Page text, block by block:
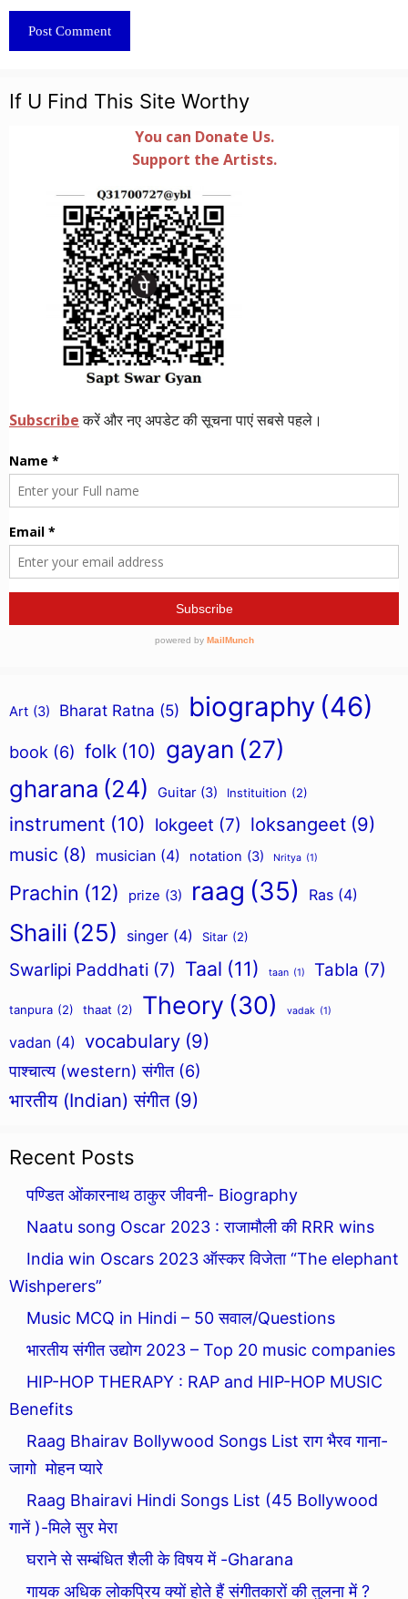
If U Find This Site Worthy
Art (3) Bharat Ratna (5) biography (46)
book (6) folk (10) gayan (27)
gharana (24) Guitar (3) Instituition (2)
instrument (10) lokgeet (7) loksangeet (9)
music (8) musician (4) notation (3) Nritya (1)
Prachin (12) prize (3) raag (35) Ras (4)
Shaili (25) singer (4) Sitar (2)
Swarlipi Paddhati (7) Taal (11) taan (1) Tabla (7)
tanpura (2) thaat (2) Theory (30) vadak (1)
vadan (4) vocabulary (9)
पाश्चात्य (western) संगीत (6)
भारतीय (Indian) संगीत (9)
Recent Posts
पण्डित ओंकारनाथ ठाकुर जीवनी- Biography
Naatu song Oscar 2023 : राजामौली की RRR wins
India win Oscars 2023 ऑस्कर विजेता “The elephant
Wishperers”
Music MCQ in Hindi – 50 सवाल/Questions
भारतीय संगीत उद्योग 2023 – Top 20 music companies
HIP-HOP THERAPY : RAP and HIP-HOP MUSIC
Benefits
Raag Bhairav Bollywood Songs List राग भैरव गाना-
जागो मोहन प्यारे
Raag Bhairavi Hindi Songs List (45 Bollywood
गानें )-मिले सुर मेरा
घराने से सम्बंधित शैली के विषय में -Gharana
गायक अधिक लोकप्रिय क्यों होते हैं संगीतकारों की तुलना में ?